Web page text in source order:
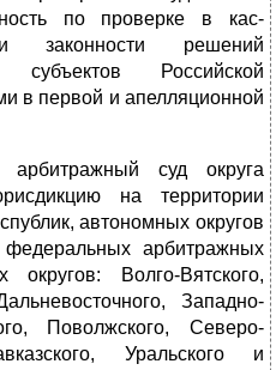
по проверке в кас­
законности решений
Российской
в первой и апелляционной
суд округа
на территории
автономных округов
арбитражных
ок­ругов: Волго-Вятского,
Западно-
Поволжского, Северо-
Уральского и